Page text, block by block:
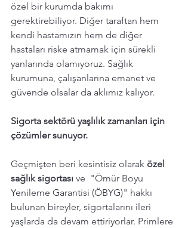
özel bir kurumda bakımı
gerektirebiliyor. Diğer taraftan hem
kendi hastamızın hem de diğer
hastaları riske atmamak için sürekli
yanlarında olamıyoruz. Sağlık
kurumuna, çalışanlarına emanet ve
güvende olsalar da aklımız kalıyor.
Sigorta sektörü yaşlılık zamanları için
çözümler sunuyor.
Geçmişten beri kesintisiz olarak özel
sağlık sigortası ve  "Ömür Boyu
Yenileme Garantisi (ÖBYG)" hakkı
bulunan bireyler, sigortalarını ileri
yaşlarda da devam ettiriyorlar. Primlere